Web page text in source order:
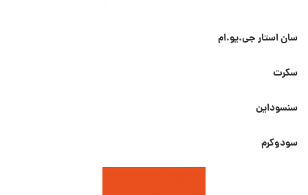
سان استار جی.یو.ام
سکرت
سنسوداین
سودوکرم